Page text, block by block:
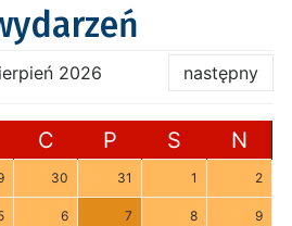
2026 następny
C P S N
30 31 1 2
6 7 8 9